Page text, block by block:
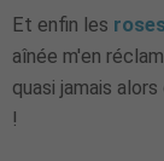
Et enfin les
aînée m'en
quasi jamais
!